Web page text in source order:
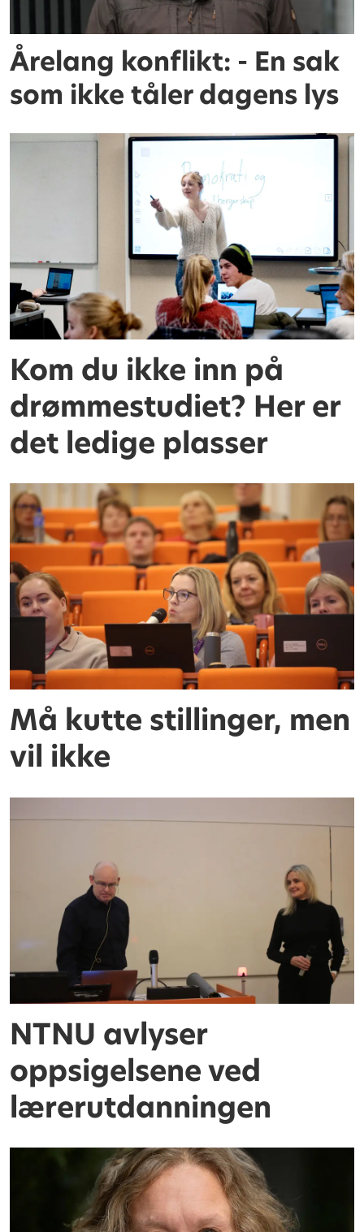
Årelang konflikt: - En sak
som ikke tåler dagens lys
Kom du ikke inn på
drømmestudiet? Her er
det ledige plasser
Må kutte stillinger, men
vil ikke
NTNU avlyser
oppsigelsene ved
lærerutdanningen